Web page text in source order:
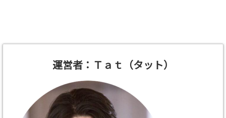
運営者：Ｔａｔ（タット）